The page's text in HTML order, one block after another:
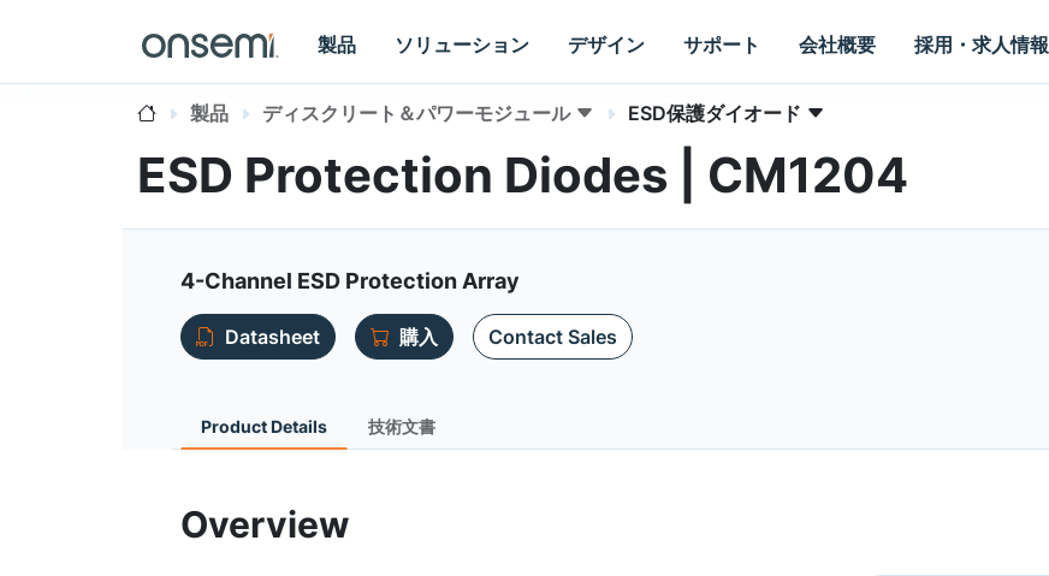
製品 ソリューション デザイン サポート 会社概要 採用・求人情報
製品 ディスクリート＆パワーモジュール ESD保護ダイオード
ESD Protection Diodes | CM1204
4-Channel ESD Protection Array
Datasheet
購入 Contact Sales
Product Details 技術文書
Overview